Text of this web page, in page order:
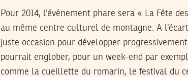
Pour 2014, l’événement phare sera « La Fête
au même centre culturel de montagne. A
juste occasion pour développer
pourrait englober, pour un week-end par
comme la cueillette du romarin, le festival du